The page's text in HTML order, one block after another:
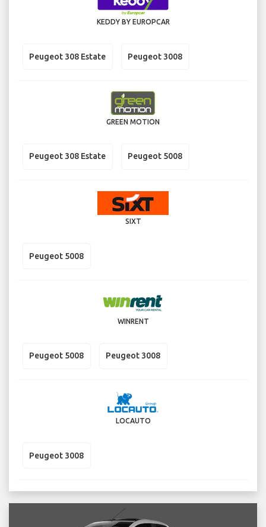
KEDDY BY EUROPCAR
Peugeot 308 Estate Peugeot 3008
GREEN MOTION
Peugeot 308 Estate Peugeot 5008
SIXT
Peugeot 5008
WINRENT
Peugeot 5008 Peugeot 3008
LOCAUTO
Peugeot 3008